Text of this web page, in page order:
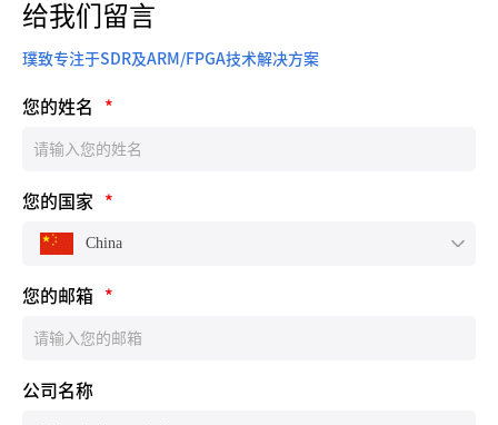
给我们留言
璞致专注于SDR及ARM/FPGA技术解决方案
您的姓名 *
您的国家 *
China
您的邮箱 *
公司名称